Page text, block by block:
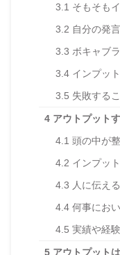
3.1 そもそも
3.2 自分の発
3.3 ボキャブ
3.4 インプッ
3.5 失敗する
4 アウトプット
4.1 頭の中が
4.2 インプッ
4.3 人に伝え
4.4 何事にお
4.5 実績や経
5 アウトプット